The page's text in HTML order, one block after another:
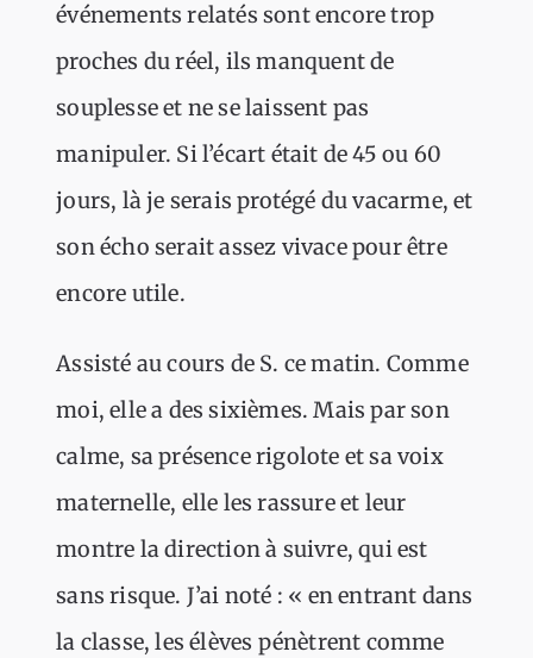
événements relatés sont encore trop
proches du réel, ils manquent de
souplesse et ne se laissent pas
manipuler. Si l’écart était de 45 ou 60
jours, là je serais protégé du vacarme, et
son écho serait assez vivace pour être
encore utile.
Assisté au cours de S. ce matin. Comme
moi, elle a des sixièmes. Mais par son
calme, sa présence rigolote et sa voix
maternelle, elle les rassure et leur
montre la direction à suivre, qui est
sans risque. J’ai noté : « en entrant dans
la classe, les élèves pénètrent comme